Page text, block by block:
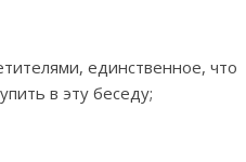
единственное, что
в эту беседу;